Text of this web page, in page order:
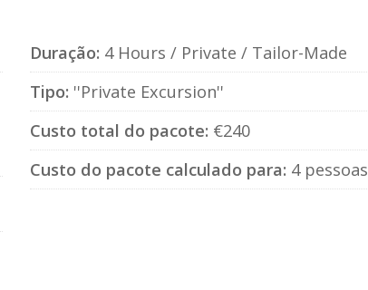
Duração: 4 Hours / Private / Tailor-Made
Tipo: ''Private Excursion''
Custo total do pacote: €240
Custo do pacote calculado para: 4 pessoas